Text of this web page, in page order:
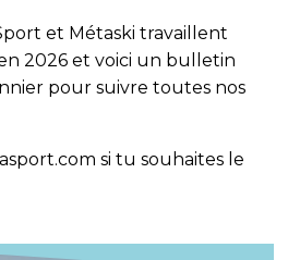
et Métaski travaillent
2026 et voici un bulletin
pour suivre toutes nos
si tu souhaites le